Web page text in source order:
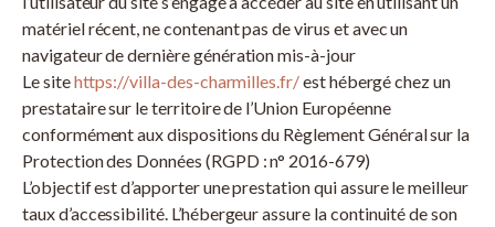
matériel récent, ne contenant pas de virus et avec un
navigateur de dernière génération mis-à-jour
Le sitehttps://villa-des-charmilles.fr/est hébergé chez un
prestataire sur le territoire de l’Union Européenne
conformément aux dispositions du Règlement Général sur la
Protection des Données (RGPD : n° 2016-679)
L’objectif est d’apporter une prestation qui assure le meilleur
taux d’accessibilité. L’hébergeur assure la continuité de son